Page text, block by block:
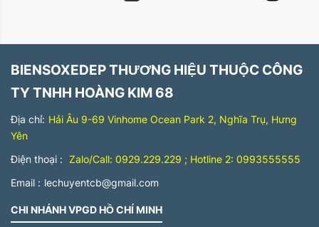
BIENSOXEDEP THƯƠNG HIỆU THUỘC CÔNG
TY TNHH HOÀNG KIM 68
Địa chỉ: Hải Âu 9-69 Vinhome Ocean Park 2, Nghĩa Trụ, Hưng
Yên
Điện thoại : Zalo/Call: 0929.229.229 ; Hotline 2: 0993555555
Email : lechuyentcb@gmail.com
CHI NHÁNH VPGD HỒ CHÍ MINH